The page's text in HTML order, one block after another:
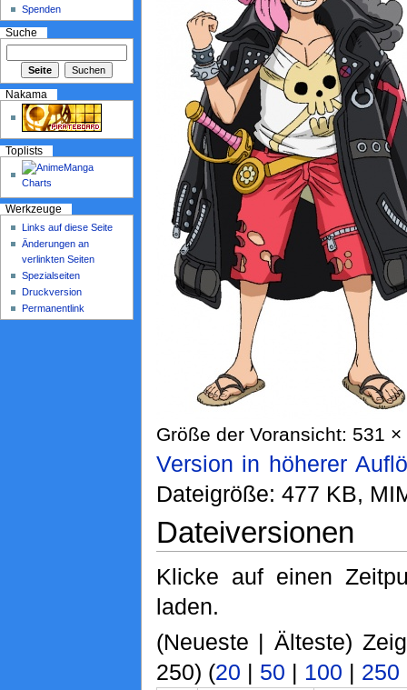
Größe der Voransicht: 531
Version in höherer
Dateigröße: 477 KB,
Dateiversionen
Klicke auf einen
laden.
(Neueste | Älteste)
250) (20 | 50 | 100 | 250
Spenden
Suche
Nakama
Toplists
Werkzeuge
Links auf diese Seite
Änderungen an
verlinkten Seiten
Spezialseiten
Druckversion
Permanentlink